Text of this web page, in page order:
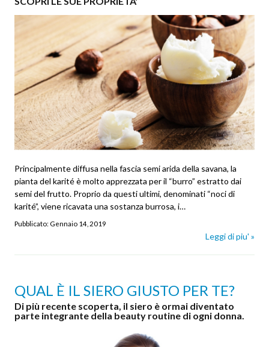
Principalmente diffusa nella fascia semi arida della savana, la
pianta del karité è molto apprezzata per il “burro” estratto dai
semi del frutto. Proprio da questi ultimi, denominati “noci di
karité”, viene ricavata una sostanza burrosa, i…
Pubblicato: Gennaio 14, 2019
Leggi di piu' »
QUAL È IL SIERO GIUSTO PER TE?
Di più recente scoperta, il siero è ormai diventato
parte integrante della beauty routine di ogni donna.